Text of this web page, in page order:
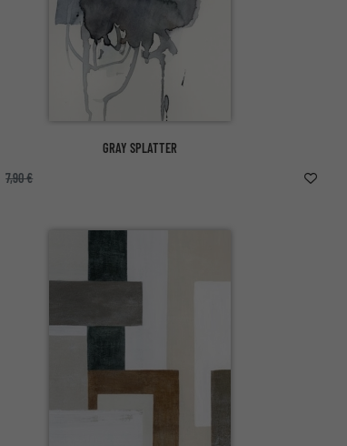
GRAY SPLATTER
7,90 €